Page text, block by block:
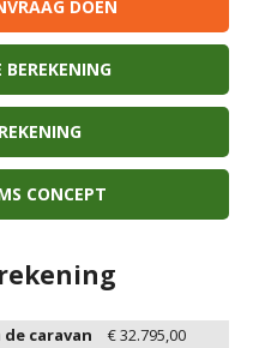
DOEN
CONCEPT
caravan €32.795,00